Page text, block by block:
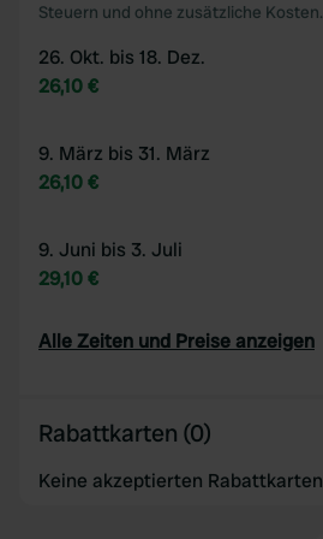
Steuern und ohne zusätzliche Kosten.
26. Okt. bis 18. Dez.
26,10 €
9. März bis 31. März
26,10 €
9. Juni bis 3. Juli
29,10 €
Alle Zeiten und Preise anzeigen
Rabattkarten (0)
Keine akzeptierten Rabattkarten